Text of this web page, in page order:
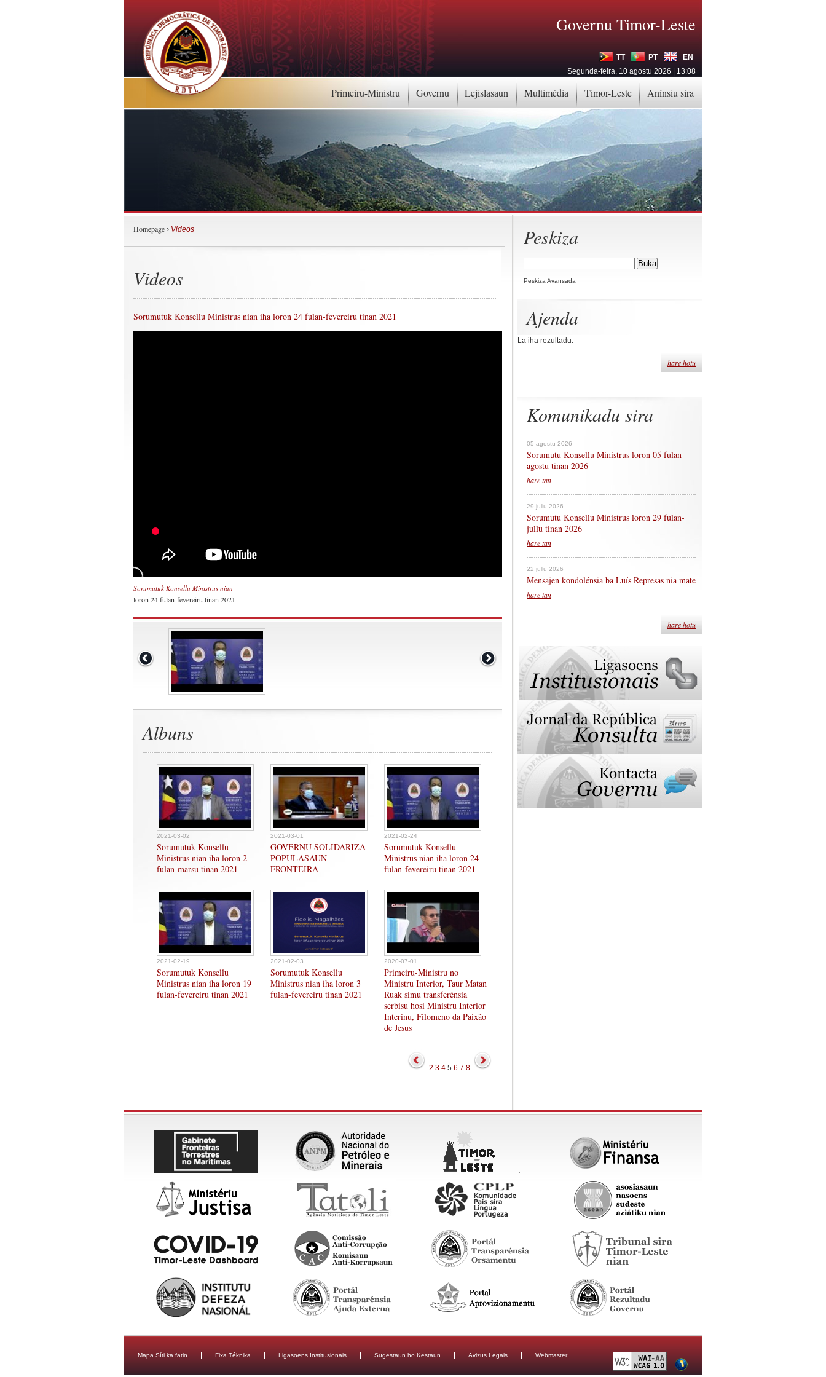
Primeiru-Ministru Governu Lejislasaun Multimédia Timor-Leste Anínsiu sira
Governu Timor-Leste
TT PT
EN
Segunda-feira, 10 agostu 2026 | 13:08
Peskiza
Peskiza Avansada
Ajenda
La iha rezultadu.
hare hotu
Komunikadu sira
05 agostu 2026
Sorumutu Konsellu Ministrus loron 05 fulan-
agostu tinan 2026
hare tan
29 jullu 2026
Sorumutu Konsellu Ministrus loron 29 fulan-
jullu tinan 2026
hare tan
22 jullu 2026
Mensajen kondolénsia ba Luís Represas nia mate
hare tan
hare hotu
Homepage › Videos
Videos
Sorumutuk Konsellu Ministrus nian iha loron 24 fulan-fevereiru tinan 2021
Sorumutuk Konsellu Ministrus nian
loron 24 fulan-fevereiru tinan 2021
Albuns
2021-03-02
Sorumutuk Konsellu
Ministrus nian iha loron 2
fulan-marsu tinan 2021
2021-03-01
GOVERNU SOLIDARIZA
POPULASAUN
FRONTEIRA
2021-02-24
Sorumutuk Konsellu
Ministrus nian iha loron 24
fulan-fevereiru tinan 2021
2021-02-19
Sorumutuk Konsellu
Ministrus nian iha loron 19
fulan-fevereiru tinan 2021
2021-02-03
Sorumutuk Konsellu
Ministrus nian iha loron 3
fulan-fevereiru tinan 2021
2020-07-01
Primeiru-Ministru no
Ministru Interior, Taur Matan
Ruak simu transferénsia
serbisu hosi Ministru Interior
Interinu, Filomeno da Paixão
de Jesus
2 3 4 5 6 7 8
Mapa Síti ka fatin Fixa Téknika Ligasoens Institusionais Sugestaun ho Kestaun Avizus Legais Webmaster